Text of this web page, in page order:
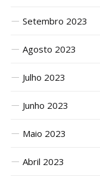
Setembro 2023
Agosto 2023
Julho 2023
Junho 2023
Maio 2023
Abril 2023